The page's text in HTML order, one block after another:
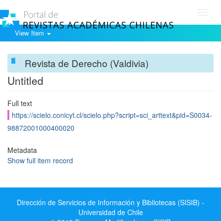
View Item
Revista de Derecho (Valdivia)
Untitled
Full text
https://scielo.conicyt.cl/scielo.php?script=sci_arttext&pid=S0034-
98872001000400020
Metadata
Show full item record
Dirección de Servicios de Información y Bibliotecas (SISIB) -
Universidad de Chile